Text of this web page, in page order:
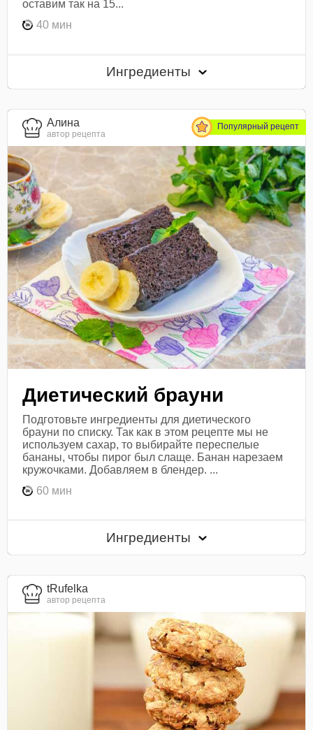
оставим так на 15...
40 мин
Ингредиенты
Алина
автор рецепта
Популярный рецепт
Диетический брауни
Подготовьте ингредиенты для диетического
брауни по списку. Так как в этом рецепте мы не
используем сахар, то выбирайте переспелые
бананы, чтобы пирог был слаще. Банан нарезаем
кружочками. Добавляем в блендер. ...
60 мин
Ингредиенты
tRufelka
автор рецепта